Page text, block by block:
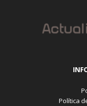
Política